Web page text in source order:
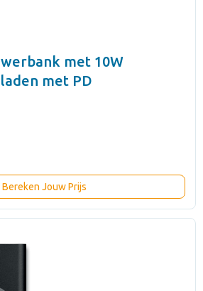
met 10W
met PD
Bereken Jouw Prijs